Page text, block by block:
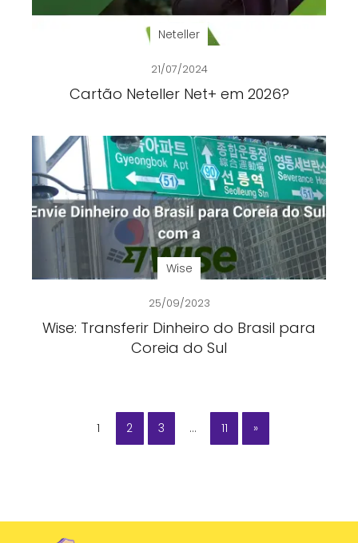
Neteller
21/07/2024
Cartão Neteller Net+ em 2026?
Wise
25/09/2023
Wise: Transferir Dinheiro do Brasil para
Coreia do Sul
1 2 3 … 11 »